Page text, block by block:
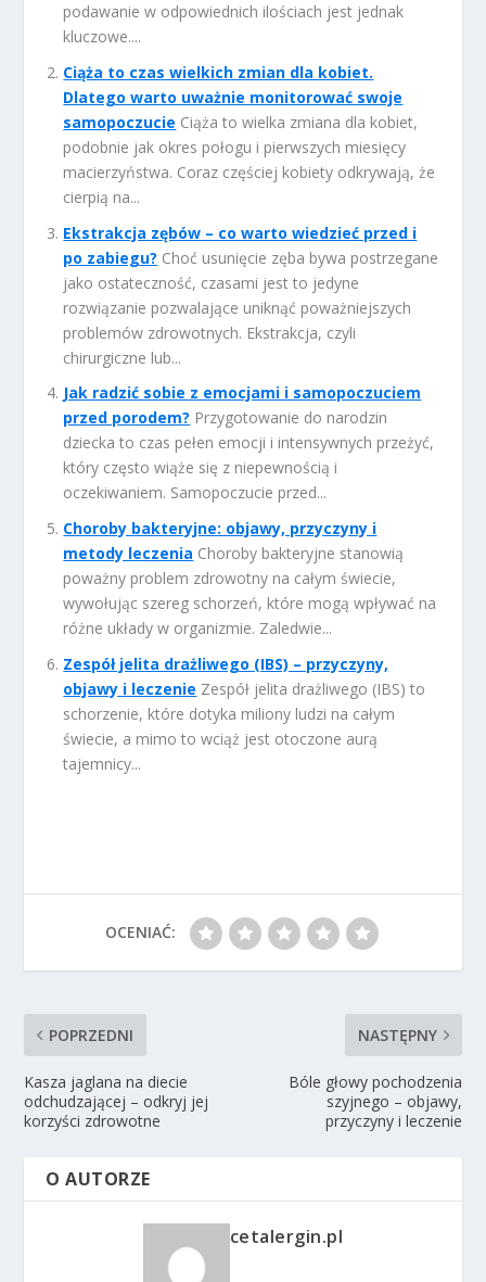
podawanie w odpowiednich ilościach jest jednak
kluczowe....
Ciąża to czas wielkich zmian dla kobiet.
Dlatego warto uważnie monitorować swoje
samopoczucie Ciąża to wielka zmiana dla kobiet,
podobnie jak okres połogu i pierwszych miesięcy
macierzyństwa. Coraz częściej kobiety odkrywają, że
cierpią na...
Ekstrakcja zębów – co warto wiedzieć przed i
po zabiegu? Choć usunięcie zęba bywa postrzegane
jako ostateczność, czasami jest to jedyne
rozwiązanie pozwalające uniknąć poważniejszych
problemów zdrowotnych. Ekstrakcja, czyli
chirurgiczne lub...
Jak radzić sobie z emocjami i samopoczuciem
przed porodem? Przygotowanie do narodzin
dziecka to czas pełen emocji i intensywnych przeżyć,
który często wiąże się z niepewnością i
oczekiwaniem. Samopoczucie przed...
Choroby bakteryjne: objawy, przyczyny i
metody leczenia Choroby bakteryjne stanowią
poważny problem zdrowotny na całym świecie,
wywołując szereg schorzeń, które mogą wpływać na
różne układy w organizmie. Zaledwie...
Zespół jelita drażliwego (IBS) – przyczyny,
objawy i leczenie Zespół jelita drażliwego (IBS) to
schorzenie, które dotyka miliony ludzi na całym
świecie, a mimo to wciąż jest otoczone aurą
tajemnicy...
OCENIAĆ:
POPRZEDNI
Kasza jaglana na diecie
odchudzającej – odkryj jej
korzyści zdrowotne
NASTĘPNY
Bóle głowy pochodzenia
szyjnego – objawy,
przyczyny i leczenie
O AUTORZE
cetalergin.pl